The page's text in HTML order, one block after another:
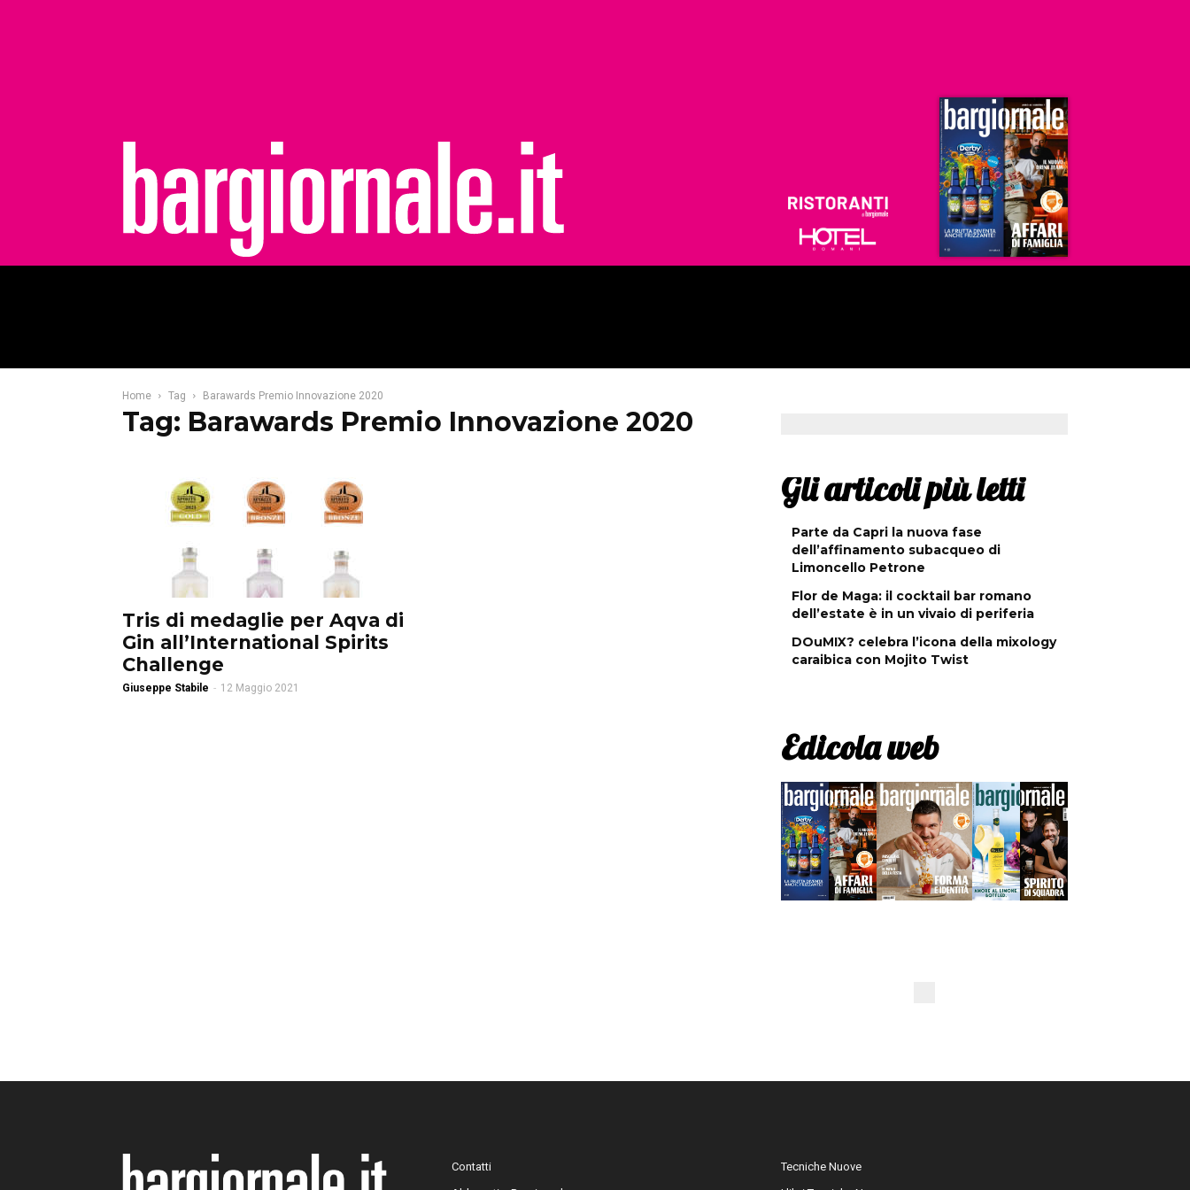
Ristoranti
Hoteldomani
Home Tag Barawards Premio Innovazione 2020
Tag: Barawards Premio Innovazione 2020
Tris di medaglie per Aqva di
Gin all’International Spirits
Challenge
Giuseppe Stabile - 12 Maggio 2021
Gli articoli più letti
Parte da Capri la nuova fase
dell’affinamento subacqueo di
Limoncello Petrone
Flor de Maga: il cocktail bar romano
dell’estate è in un vivaio di periferia
DOuMIX? celebra l’icona della mixology
caraibica con Mojito Twist
Edicola web
Contatti
Tecniche Nuove